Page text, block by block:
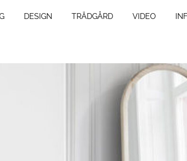
DESIGN TRÄDGÅRD VIDEO
Resor
Mat & Dryck
Influencers